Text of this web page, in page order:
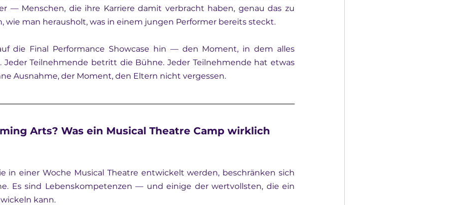
— Menschen, die ihre Karriere damit verbracht haben, genau das zu
wie man herausholt, was in einem jungen Performer bereits steckt.
die Final Performance Showcase hin — den Moment, in dem alles
Jeder Teilnehmende betritt die Bühne. Jeder Teilnehmende hat etwas
Ausnahme, der Moment, den Eltern nicht vergessen.
Arts? Was ein Musical Theatre Camp wirklich
in einer Woche Musical Theatre entwickelt werden, beschränken sich
Es sind Lebenskompetenzen — und einige der wertvollsten, die ein
kann.